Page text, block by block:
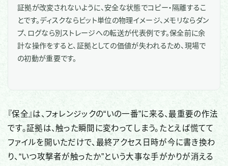
証拠が改変されないように、安全な状態でコピー・隔離するこ
とです。ディスクならビット単位の物理イメージ、メモリならダン
プ、ログなら別ストレージへの転送が代表例です。保全前に余
計な操作をすると、証拠としての価値が失われるため、現場で
の初動が重要です。
『保全』は、フォレンジックの“いの一番”に来る、最重要の作法
です。証拠は、触った瞬間に変わってしまう。たとえば慌てて
ファイルを開いただけで、最終アクセス日時が今に書き換わ
り、“いつ攻撃者が触ったか”という大事な手がかりが消える